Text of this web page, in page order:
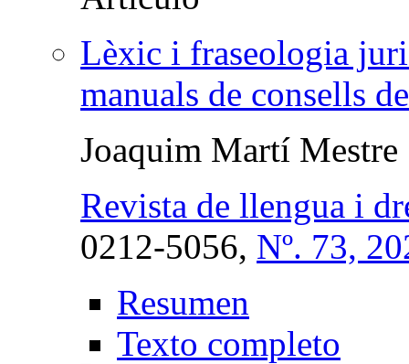
Lèxic i fraseologia
manuals de consells
Joaquim Martí Mestre
Revista de llengua i
0212-5056, Nº. 73,
Resumen
Texto completo